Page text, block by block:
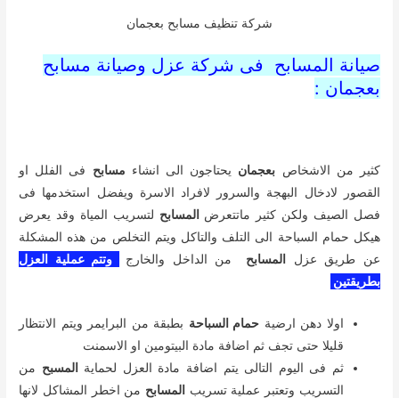
شركة تنظيف مسابح بعجمان
صيانة المسابح فى شركة عزل وصيانة مسابح
بعجمان :
كثير من الاشخاص بعجمان يحتاجون الى انشاء مسابح فى الفلل او
القصور لادخال البهجة والسرور لافراد الاسرة ويفضل استخدمها فى
فصل الصيف ولكن كثير ماتتعرض
المسابح لتسريب المياة وقد يعرض
هيكل حمام السباحة الى التلف والتاكل ويتم التخلص من هذه المشكلة
عن طريق عزل
المسابح من الداخل والخارج
وتتم عملية العزل
بطريقتين
اولا دهن ارضية حمام السباحة بطبقة من البرايمر ويتم الانتظار
قليلا حتى تجف ثم اضافة مادة البيتومين او الاسمنت
ثم فى اليوم التالى يتم اضافة مادة العزل لحماية المسبح من
التسريب وتعتبر عملية تسريب المسابح من اخطر المشاكل لانها